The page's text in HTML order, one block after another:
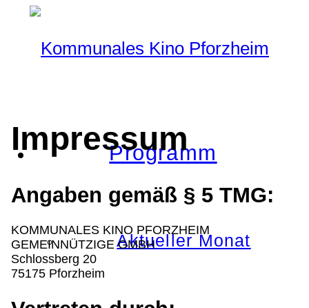
Programm
Aktueller Monat
Impressum
Angaben gemäß § 5 TMG:
KOMMUNALES KINO PFORZHEIM
GEMEINNÜTZIGE GMBH
Schlossberg 20
75175 Pforzheim